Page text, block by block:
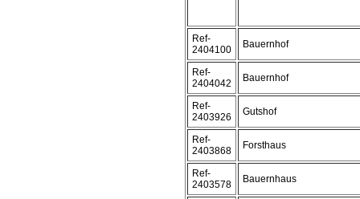
Ref-
2404100
Bauernhof
Ref-
2404042
Bauernhof
Ref-
2403926
Gutshof
Ref-
2403868
Forsthaus
Ref-
2403578
Bauernhaus